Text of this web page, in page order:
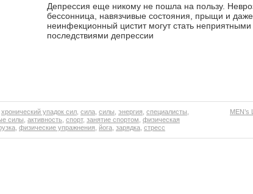
Депрессия еще никому не пошла на пользу.
бессонница, навязчивые состояния, прыщи и даже
неинфекционный цистит могут стать неприятными
последствиями депрессии
хронический упадок сил сила силы энергия специалисты
силы активность спорт, занятие спортом физическая
физические упражнения йога зарядка стресс
MEN’s